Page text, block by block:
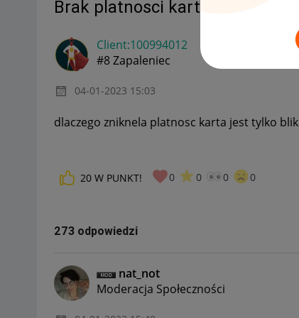
Brak platnosci karta za Allegro
Client:100994012
#8 Zapaleniec
‎04-01-2023 15:03
dlaczego zniknela platnosc karta jest tylko
20 W PUNKT! 0 0 0 0
273 odpowiedzi
nat_not
Moderacja Społeczności